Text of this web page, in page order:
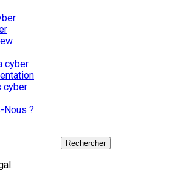
cyber
cyber
Nous ?
Rechercher